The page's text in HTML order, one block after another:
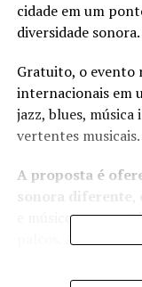
cidade em um
diversidade sonora.
Gratuito, o evento
internacionais em
jazz, blues,
vertentes musicais.
A proposta é
sonora diferente
e músicos
palcos. A diretora